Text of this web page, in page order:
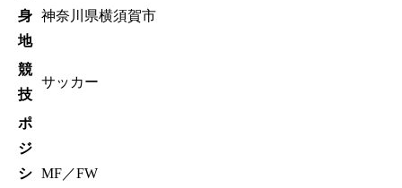
身
地
神奈川県横須賀市
競
技
サッカー
ポ
ジ
シ
MF／FW